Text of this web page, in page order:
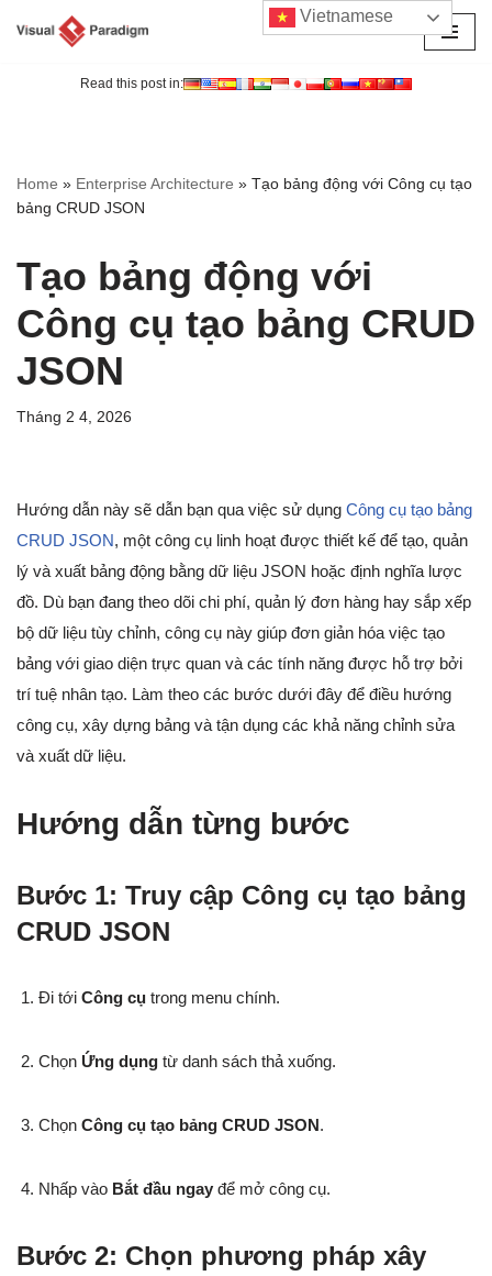
Read this post in:
Home » Enterprise Architecture » Tạo bảng động với Công cụ tạo
bảng CRUD JSON
Tạo bảng động với
Công cụ tạo bảng CRUD
JSON
Tháng 2 4, 2026
Hướng dẫn này sẽ dẫn bạn qua việc sử dụng Công cụ tạo bảng
CRUD JSON, một công cụ linh hoạt được thiết kế để tạo, quản
lý và xuất bảng động bằng dữ liệu JSON hoặc định nghĩa lược
đồ. Dù bạn đang theo dõi chi phí, quản lý đơn hàng hay sắp xếp
bộ dữ liệu tùy chỉnh, công cụ này giúp đơn giản hóa việc tạo
bảng với giao diện trực quan và các tính năng được hỗ trợ bởi
trí tuệ nhân tạo. Làm theo các bước dưới đây để điều hướng
công cụ, xây dựng bảng và tận dụng các khả năng chỉnh sửa
và xuất dữ liệu.
Hướng dẫn từng bước
Bước 1: Truy cập Công cụ tạo bảng
CRUD JSON
Đi tới Công cụ trong menu chính.
Chọn Ứng dụng từ danh sách thả xuống.
Chọn Công cụ tạo bảng CRUD JSON.
Nhấp vào Bắt đầu ngay để mở công cụ.
Bước 2: Chọn phương pháp xây
Vietnamese